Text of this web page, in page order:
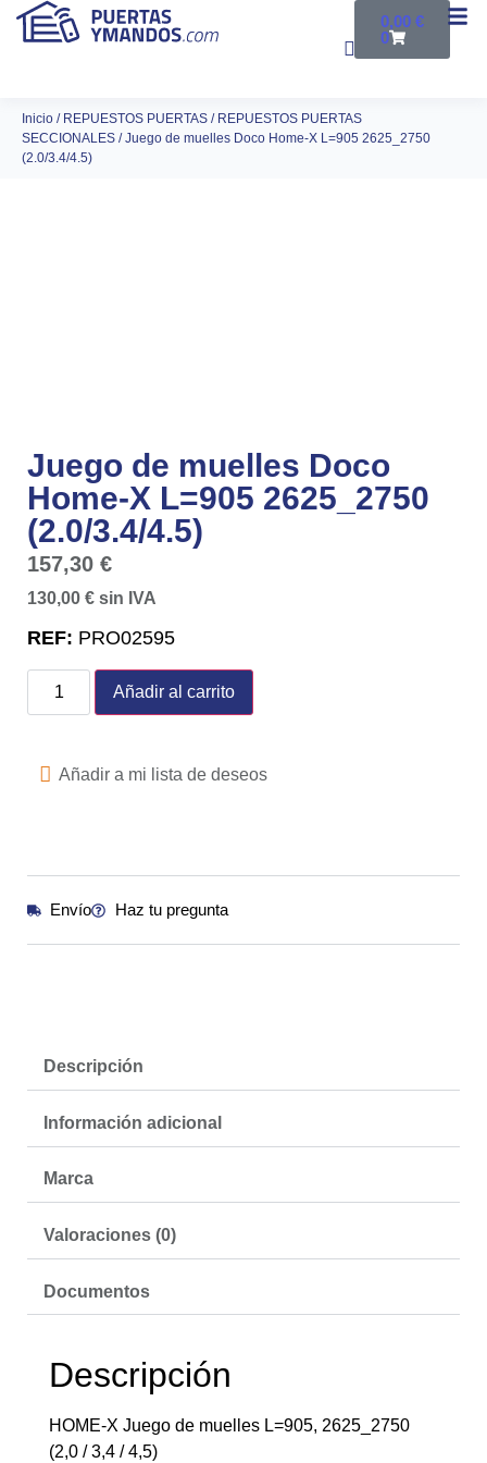
0,00€
0
Inicio / REPUESTOS PUERTAS / REPUESTOS PUERTAS
SECCIONALES / Juego de muelles Doco Home-X L=905 2625_2750
(2.0/3.4/4.5)
Juego de muelles Doco
Home-X L=905 2625_2750
(2.0/3.4/4.5)
157,30 €
130,00 € sin IVA
REF: PRO02595
Añadir al carrito
Añadir a mi lista de deseos
Envío Haz tu pregunta
Descripción
Información adicional
Marca
Valoraciones (0)
Documentos
Descripción
HOME-X Juego de muelles L=905, 2625_2750
(2,0 / 3,4 / 4,5)